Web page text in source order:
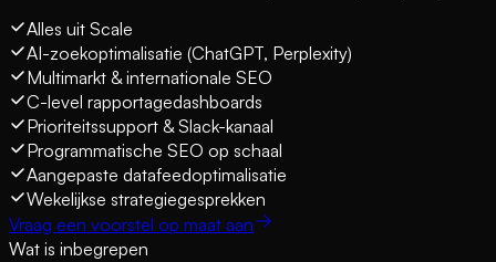
Alles uit Scale
AI-zoekoptimalisatie (ChatGPT, Perplexity)
Multimarkt & internationale SEO
C-level rapportagedashboards
Prioriteitssupport & Slack-kanaal
Programmatische SEO op schaal
Aangepaste datafeedoptimalisatie
Wekelijkse strategiegesprekken
Vraag een voorstel op maat aan
Wat is inbegrepen